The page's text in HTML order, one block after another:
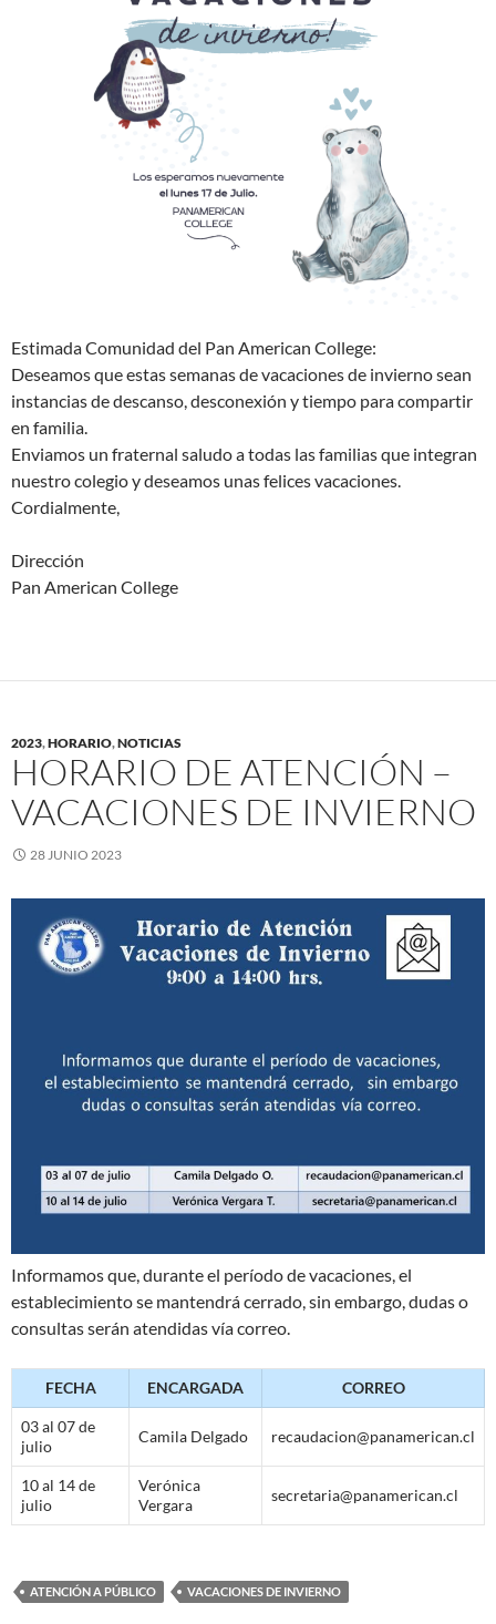
Estimada Comunidad del Pan American College:
Deseamos que estas semanas de vacaciones de invierno sean
instancias de descanso, desconexión y tiempo para compartir
en familia.
Enviamos un fraternal saludo a todas las familias que integran
nuestro colegio y deseamos unas felices vacaciones.
Cordialmente,
Dirección
Pan American College
2023,HORARIO,NOTICIAS
HORARIO DE ATENCIÓN –
VACACIONES DE INVIERNO
28 JUNIO 2023
Informamos que, durante el período de vacaciones, el
establecimiento se mantendrá cerrado, sin embargo, dudas o
consultas serán atendidas vía correo.
FECHA ENCARGADA CORREO
03 al 07 de
julio
Camila Delgado recaudacion@panamerican.cl
10 al 14 de
julio
Verónica
Vergara
secretaria@panamerican.cl
ATENCIÓN A PÚBLICO VACACIONES DE INVIERNO